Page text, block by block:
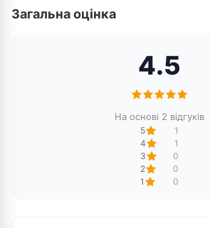
Загальна оцінка
4.5
На основі 2 відгуків
5
1
4
1
3
0
2
0
1
0